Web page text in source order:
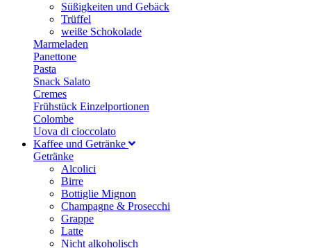
Süßigkeiten und Gebäck
Trüffel
weiße Schokolade
Marmeladen
Panettone
Pasta
Snack Salato
Cremes
Frühstück Einzelportionen
Colombe
Uova di cioccolato
Kaffee und Getränke
Getränke
Alcolici
Birre
Bottiglie Mignon
Champagne & Prosecchi
Grappe
Latte
Nicht alkoholisch